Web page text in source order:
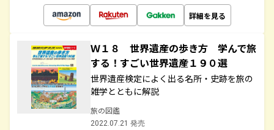
詳細を見る
Ｗ１８ 世界遺産の歩き方 学んで旅
する！すごい世界遺産１９０選
世界遺産検定によく出る名所・史跡を旅の
雑学とともに解説
旅の図鑑
2022.07.21 発売